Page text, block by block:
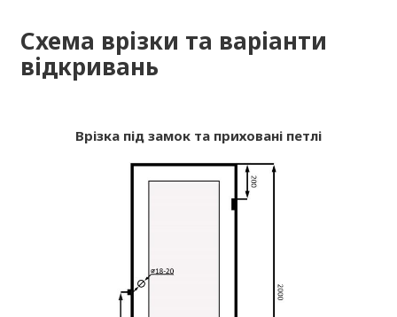
Схема врізки та варіанти
відкривань
Врізка під замок та приховані петлі